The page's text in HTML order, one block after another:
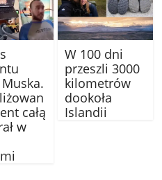
całą
w
W 100 dni
przeszli 3000
kilometrów
dookoła
Islandii